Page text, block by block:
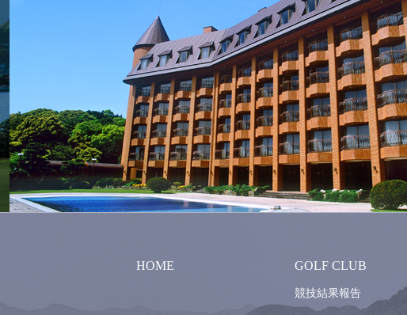
HOME GOLF CLUB
競技結果報告